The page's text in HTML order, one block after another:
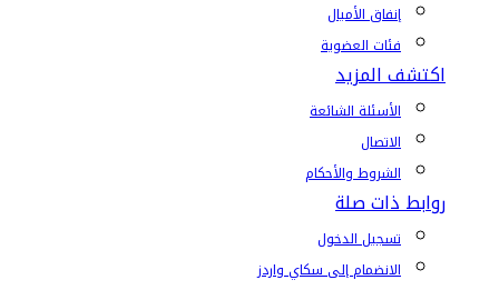
إنفاق الأميال
فئات العضوية
اكتشف المزيد
الأسئلة الشائعة
الاتصال
الشروط والأحكام
روابط ذات صلة
تسجيل الدخول
الانضمام إلى سكاي واردز